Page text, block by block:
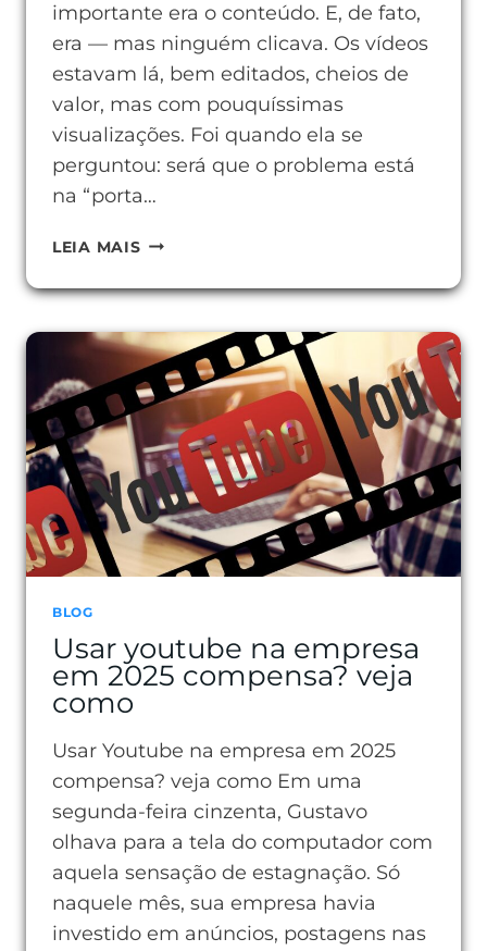
importante era o conteúdo. E, de fato,
era — mas ninguém clicava. Os vídeos
estavam lá, bem editados, cheios de
valor, mas com pouquíssimas
visualizações. Foi quando ela se
perguntou: será que o problema está
na “porta…
LEIA MAISO
UMA
THUMBNAIL
E
POR
QUE
ELA
IMPORTA
TANTO
BLOG
Usar youtube na empresa
em 2025 compensa? veja
como
Usar Youtube na empresa em 2025
compensa? veja como Em uma
segunda-feira cinzenta, Gustavo
olhava para a tela do computador com
aquela sensação de estagnação. Só
naquele mês, sua empresa havia
investido em anúncios, postagens nas